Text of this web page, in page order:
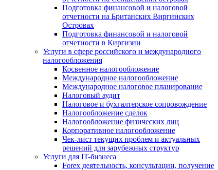
Подготовка финансовой и налоговой
отчетности на Британских Виргинских
Островах
Подготовка финансовой и налоговой
отчетности в Киргизии
Услуги в сфере российского и международного
налогообложения
Косвенное налогообложение
Международное налогообложение
Международное налоговое планирование
Налоговый аудит
Налоговое и бухгалтерское сопровождение
Налогообложение сделок
Налогообложение физических лиц
Корпоративное налогообложение
Чек-лист текущих проблем и актуальных
решений для зарубежных структур
Услуги для IT-бизнеса
Forex деятельность, консультации, получение